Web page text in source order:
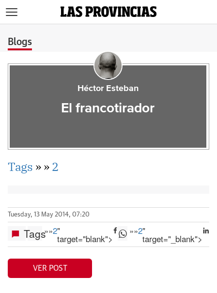
Blogs
Héctor Esteban
El francotirador
Tags »»2
Tuesday, 13 May 2014, 07:20
Tags»»2"
target="blank">
»»2"
target="_blank">
VER POST